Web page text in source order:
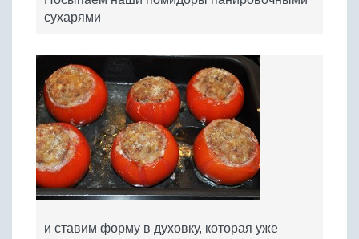
сухарями
и ставим форму в духовку, которая уже